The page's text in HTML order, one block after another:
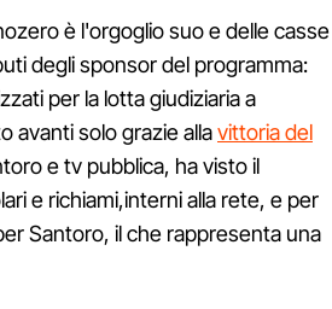
è l'orgoglio suo e delle casse
degli sponsor del programma:
per la lotta giudiziaria a
avanti solo grazie allavittoria del
e tv pubblica, ha visto il
e richiami,interni alla rete, e per
Santoro, il che rappresenta una